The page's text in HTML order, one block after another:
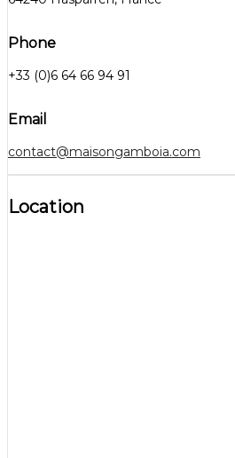
Phone
+33 (0)6 64 66 94 91
Email
contact@maisongamboia.com
Location